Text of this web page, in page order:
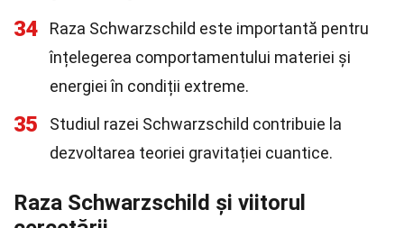
34
Raza Schwarzschild este importantă pentru
înțelegerea comportamentului materiei și
energiei în condiții extreme.
35
Studiul razei Schwarzschild contribuie la
dezvoltarea teoriei gravitației cuantice.
Raza Schwarzschild și viitorul